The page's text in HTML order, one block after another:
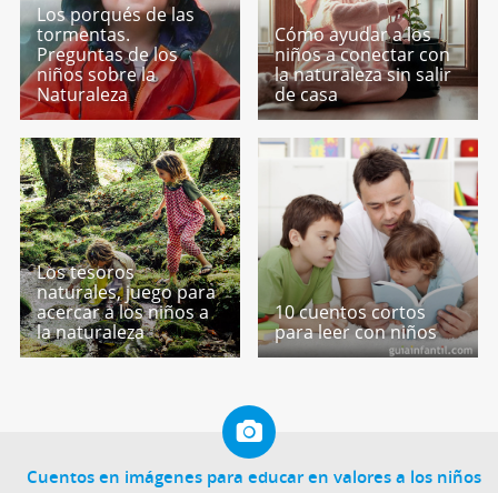
Los porqués de las
tormentas.
Preguntas de los
niños sobre la
Naturaleza
Cómo ayudar a los
niños a conectar con
la naturaleza sin salir
de casa
Los tesoros
naturales, juego para
acercar a los niños a
la naturaleza
10 cuentos cortos
para leer con niños
Cuentos en imágenes para educar en valores a los niños